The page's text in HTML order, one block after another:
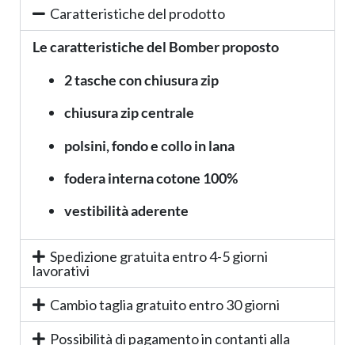
Caratteristiche del prodotto
Le caratteristiche del Bomber proposto
2 tasche con chiusura zip
chiusura zip centrale
polsini, fondo e collo in lana
fodera interna cotone 100%
vestibilità aderente
Spedizione gratuita entro 4-5 giorni
lavorativi
Cambio taglia gratuito entro 30 giorni
Possibilità di pagamento in contanti alla